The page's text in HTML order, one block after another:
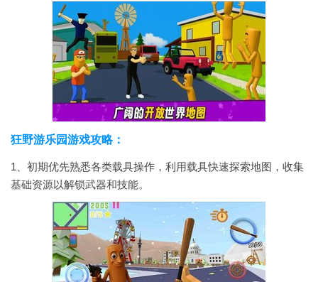
狂野游乐园游戏攻略：
1、初期优先熟悉各类载具操作，利用载具快速探索地图，收集
基础资源以解锁武器和技能。